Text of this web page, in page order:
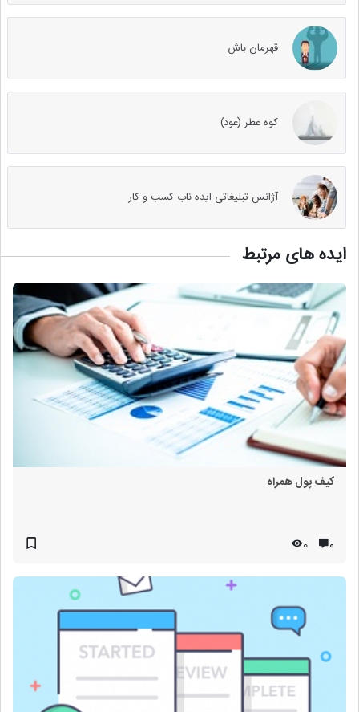
قهرمان باش
کوه عطر (عود)
آژانس تبلیغاتی ایده ناب کسب و کار
ایده های مرتبط
کیف پول همراه
۰ 0